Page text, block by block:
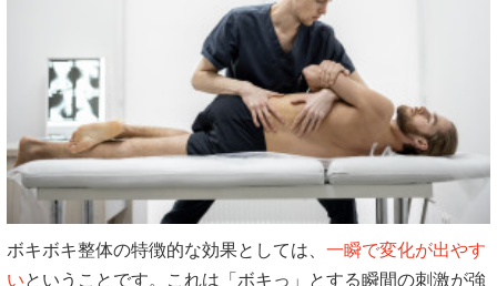
ボキボキ整体の特徴的な効果としては、 一瞬で変化が出やす
いということです。これは「ボキっ」とする瞬間の刺激が強